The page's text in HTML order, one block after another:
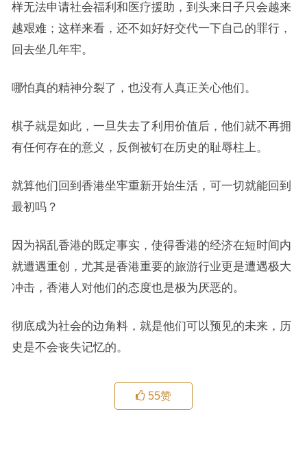
样无法申请社会福利和医疗援助，到头来日子只会越来
越艰难；这样来看，还不如好好交代一下自己的罪行，
回去坐几年牢。
哪怕真的精神分裂了，也没有人真正关心他们。
棋子就是如此，一旦失去了利用价值后，他们就不再拥
有任何存在的意义，反倒被钉在历史的耻辱柱上。
就算他们回到香港坐牢重新开始生活，可一切就能回到
最初吗？
因为祸乱香港的既定事实，使得香港的经济在短时间内
就遭遇重创，尤其是香港重要的旅游行业更是遭遇极大
冲击，香港人对他们的态度也是极为厌恶的。
彻底成为社会的边角料，就是他们可以预见的未来，历
史是不会丧失记忆的。
55赞